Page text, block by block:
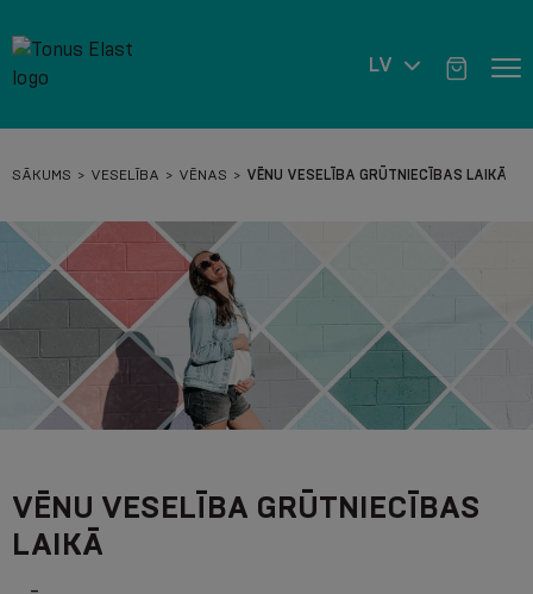
LV
SĀKUMS VESELĪBA VĒNAS VĒNU VESELĪBA GRŪTNIECĪBAS LAIKĀ
VĒNU VESELĪBA GRŪTNIECĪBAS
LAIKĀ